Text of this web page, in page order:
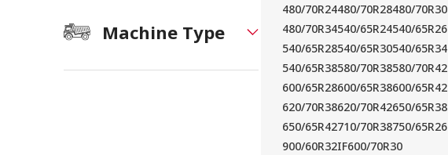
Machine Type
480/70R24480/70R28480/70R30
480/70R34540/65R24540/65R26
540/65R28540/65R30540/65R34
540/65R38580/70R38580/70R42
600/65R28600/65R38600/65R42
620/70R38620/70R42650/65R38
650/65R42710/70R38750/65R26
900/60R32IF600/70R30